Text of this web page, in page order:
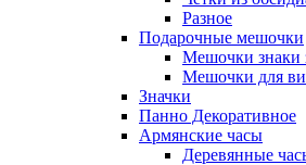
Разное
Подарочные мешочки
Мешочки знаки
Мешочки для
Значки
Панно Декоративное
Армянские часы
Деревянные